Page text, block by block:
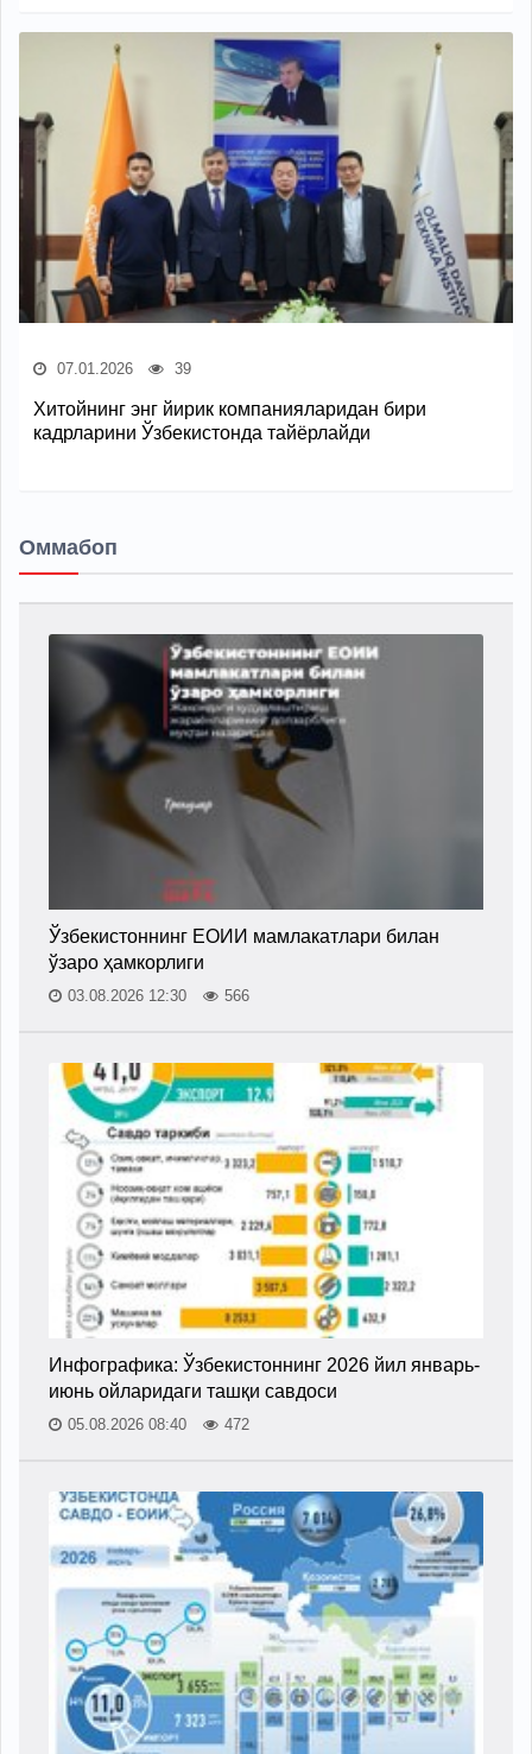
07.01.2026 39
Хитойнинг энг йирик компанияларидан бири
кадрларини Ўзбекистонда тайёрлайди
Оммабоп
Ўзбекистоннинг ЕОИИ мамлакатлари билан
ўзаро ҳамкорлиги
03.08.2026 12:30 566
Инфографика: Ўзбекистоннинг 2026 йил январь-
июнь ойларидаги ташқи савдоси
05.08.2026 08:40 472